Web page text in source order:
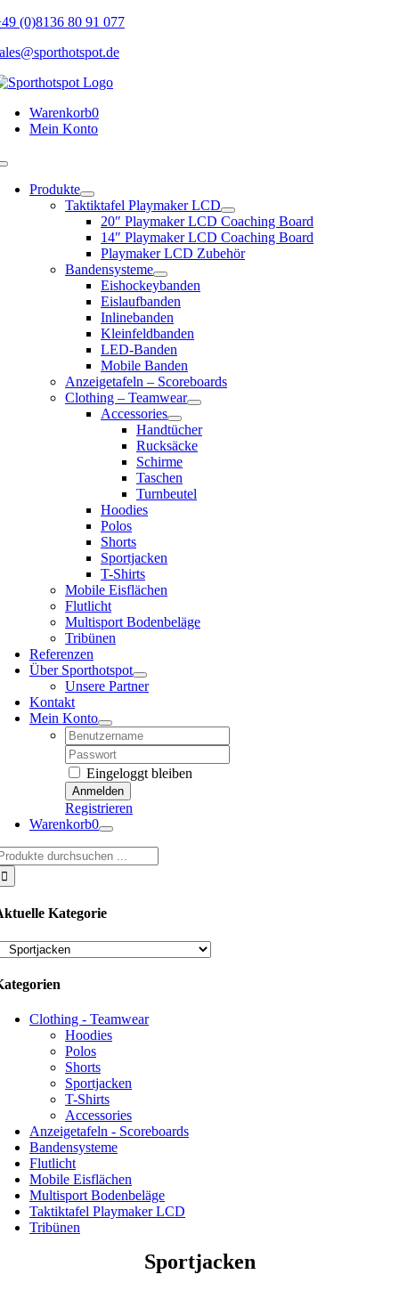
Skip
content
(0)8136 80 91 077
Warenkorb0
Mein Konto
Toggle
NavigationProdukte
Taktiktafel Playmaker LCD
20″ Playmaker LCD Coaching Board
14″ Playmaker LCD Coaching Board
Playmaker LCD Zubehör
Bandensysteme
Eishockeybanden
Eislaufbanden
Inlinebanden
Kleinfeldbanden
LED-Banden
Mobile Banden
Anzeigetafeln – Scoreboards
Clothing – Teamwear
Accessories
Handtücher
Rucksäcke
Schirme
Taschen
Turnbeutel
Hoodies
Polos
Shorts
Sportjacken
T-Shirts
Mobile Eisflächen
Flutlicht
Multisport Bodenbeläge
Tribünen
Referenzen
Über Sporthotspot
Unsere Partner
Kontakt
Mein Konto
Username:
Password:
Eingeloggt bleiben
Registrieren
Warenkorb0
Kategorie
Clothing - Teamwear
Hoodies
Polos
Shorts
Sportjacken
T-Shirts
Accessories
Anzeigetafeln - Scoreboards
Bandensysteme
Flutlicht
Mobile Eisflächen
Multisport Bodenbeläge
Taktiktafel Playmaker LCD
Tribünen
Sportjacken